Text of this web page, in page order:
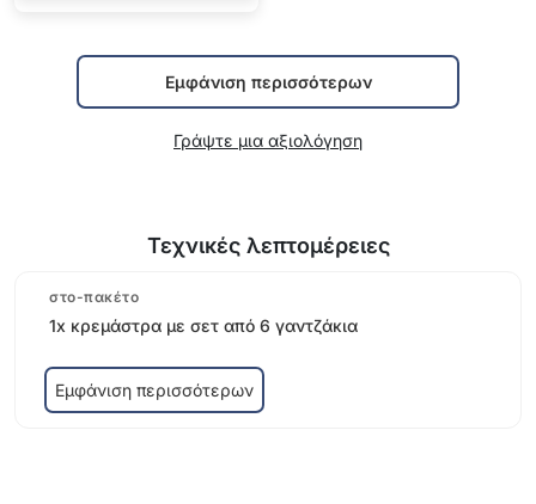
Εμφάνιση περισσότερων
Γράψτε μια αξιολόγηση
Τεχνικές λεπτομέρειες
στο-πακέτο
1x κρεμάστρα με σετ από 6 γαντζάκια
Εμφάνιση περισσότερων